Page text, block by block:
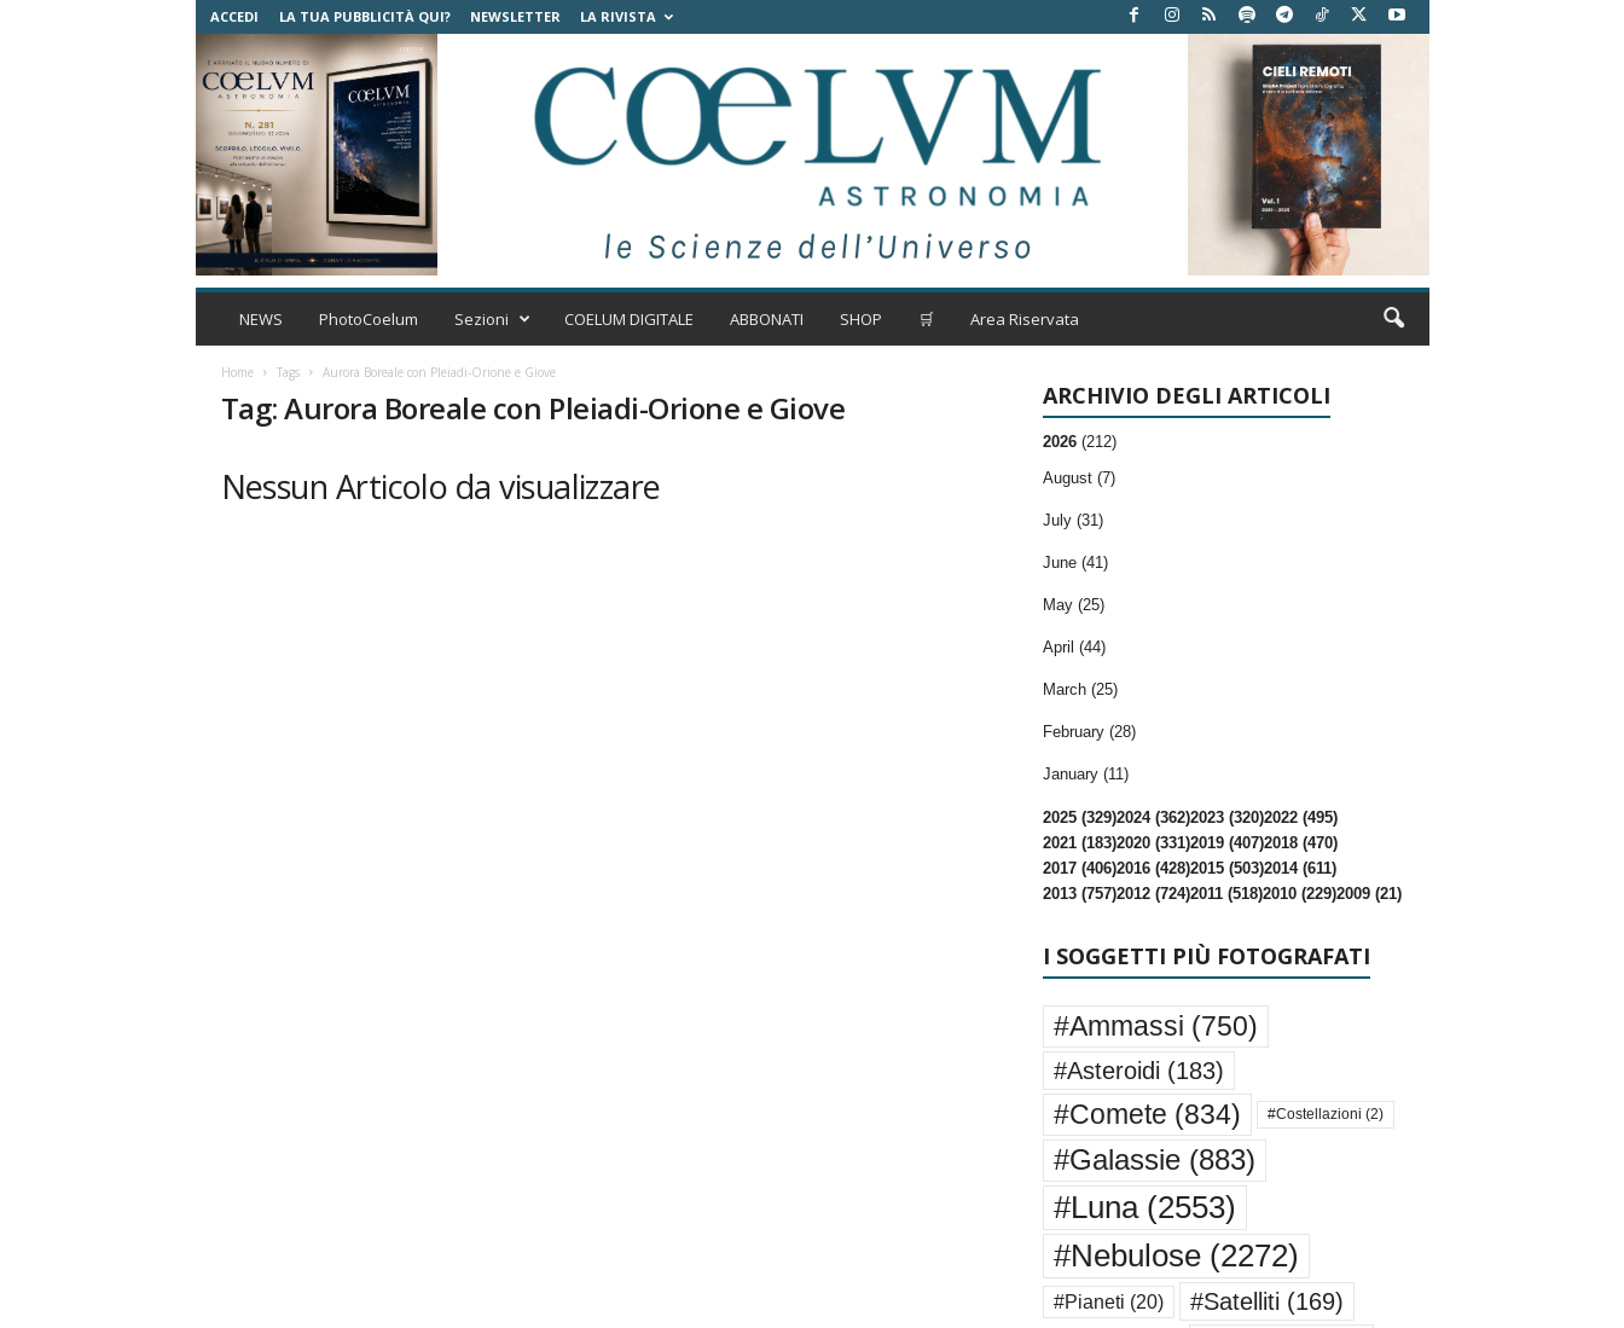
ACCEDI LA TUA PUBBLICITÀ QUI? NEWSLETTER LA RIVISTA
C
l
m
t
NEWS PhotoCoelum Sezioni COELUM DIGITALE ABBONATI SHOP 🛒 Area Riservata
Home Tags Aurora Boreale con Pleiadi-Orione e Giove
Tag: Aurora Boreale con Pleiadi-Orione e Giove
Nessun Articolo da visualizzare
ARCHIVIO DEGLI ARTICOLI
2026 (212)
August (7)
July (31)
June (41)
May (25)
April (44)
March (25)
February (28)
January (11)
2025 (329)2024 (362)2023 (320)2022 (495)
2021 (183)2020 (331)2019 (407)2018 (470)
2017 (406)2016 (428)2015 (503)2014 (611)
2013 (757)2012 (724)2011 (518)2010 (229)2009 (21)
I SOGGETTI PIÙ FOTOGRAFATI
#Ammassi (750)
#Asteroidi (183)
#Comete (834) #Costellazioni (2)
#Galassie(883)
#Luna(2553)
#Nebulose(2272)
#Pianeti (20) #Satelliti (169)